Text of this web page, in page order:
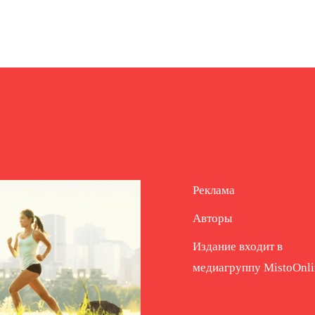
Реклама
Авторы
Издание входит в
медиагруппу